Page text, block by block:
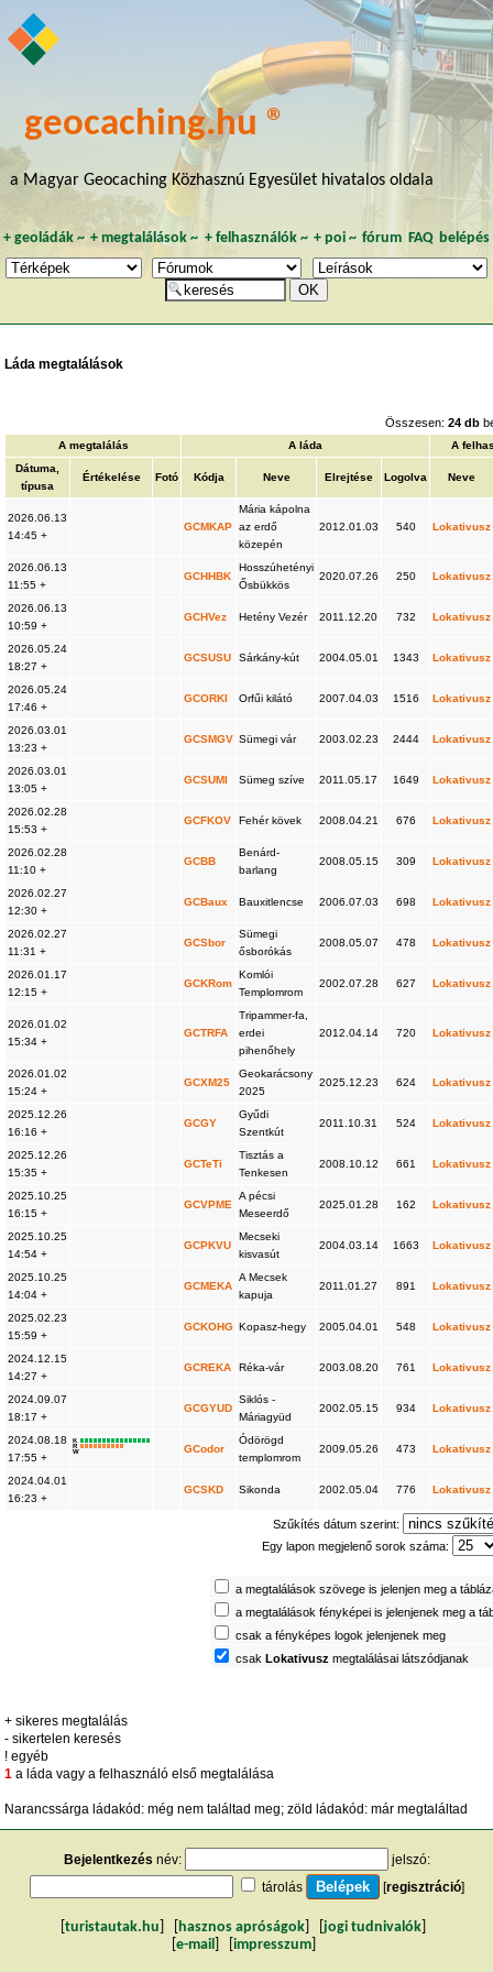
geocaching.hu ®
a Magyar Geocaching Közhasznú Egyesület hivatalos oldala
+ geoládák~ +megtalálások ~ + felhasználók~ + poi~ fórum FAQ belépés
Láda megtalálások
Összesen:24 db
A megtalálás A láda
A
Dátuma,
típusa
Értékelése Fotó Kódja Neve Elrejtése Logolva Neve
2026.06.13
14:45 +
GCMKAP
Mária kápolna
az erdő
közepén
2012.01.03 540 Lokativusz
2026.06.13
11:55 +
GCHHBK
Hosszúhetényi
Ősbükkös
2020.07.26 250 Lokativusz
2026.06.13
10:59 +
GCHVez Hetény Vezér 2011.12.20 732 Lokativusz
2026.05.24
18:27 +
GCSUSU Sárkány-kút 2004.05.01 1343 Lokativusz
2026.05.24
17:46 +
GCORKI Orfűi kilátó 2007.04.03 1516 Lokativusz
2026.03.01
13:23 +
GCSMGV Sümegi vár 2003.02.23 2444 Lokativusz
2026.03.01
13:05 +
GCSUMI Sümeg szíve 2011.05.17 1649 Lokativusz
2026.02.28
15:53 +
GCFKOV Fehér kövek 2008.04.21 676 Lokativusz
2026.02.28
11:10 +
GCBB
Benárd-
barlang
2008.05.15 309 Lokativusz
2026.02.27
12:30 +
GCBaux Bauxitlencse 2006.07.03 698 Lokativusz
2026.02.27
11:31 +
GCSbor
Sümegi
ősborókás
2008.05.07 478 Lokativusz
2026.01.17
12:15 +
GCKRom
Komlói
Templomrom
2002.07.28 627 Lokativusz
2026.01.02
15:34 +
GCTRFA
Tripammer-fa,
erdei
pihenőhely
2012.04.14 720 Lokativusz
2026.01.02
15:24 +
GCXM25
Geokarácsony
2025
2025.12.23 624 Lokativusz
2025.12.26
16:16 +
GCGY
Gyűdi
Szentkút
2011.10.31 524 Lokativusz
2025.12.26
15:35 +
GCTeTi
Tisztás a
Tenkesen
2008.10.12 661 Lokativusz
2025.10.25
16:15 +
GCVPME
A pécsi
Meseerdő
2025.01.28 162 Lokativusz
2025.10.25
14:54 +
GCPKVU
Mecseki
kisvasút
2004.03.14 1663 Lokativusz
2025.10.25
14:04 +
GCMEKA
A Mecsek
kapuja
2011.01.27 891 Lokativusz
2025.02.23
15:59 +
GCKOHG Kopasz-hegy 2005.04.01 548 Lokativusz
2024.12.15
14:27 +
GCREKA Réka-vár 2003.08.20 761 Lokativusz
2024.09.07
18:17 +
GCGYUD
Siklós -
Máriagyüd
2002.05.15 934 Lokativusz
2024.08.18
17:55 +
K
R
W
GCodor
Ódörögd
templomrom
2009.05.26 473 Lokativusz
2024.04.01
16:23 +
GCSKD Sikonda 2002.05.04 776 Lokativusz
Szűkítés dátum szerint:
Egy lapon megjelenő sorok száma:
a megtalálások szövege is jelenjen meg a
a megtalálások fényképei is jelenjenek meg a
csak a fényképes logok jelenjenek meg
csak Lokativusz megtalálásai látszódjanak
+ sikeres megtalálás
- sikertelen keresés
! egyéb
1 a láda vagy a felhasználó első megtalálása
Narancssárga ládakód: még nem találtad meg; zöld ládakód: már megtaláltad
Bejelentkezés név:
jelszó:
tárolás
[regisztráció]
turistautak.hu hasznos apróságok jogi tudnivalók
e-mail impresszum]